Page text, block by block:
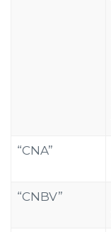
“CNA”
“CNBV”